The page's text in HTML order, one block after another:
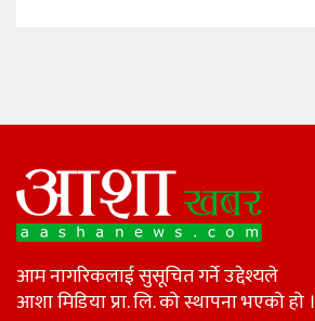
आम नागरिकलाई सुसूचित गर्ने उद्देश्यले
आशा मिडिया प्रा. लि. को स्थापना भएको हो ।